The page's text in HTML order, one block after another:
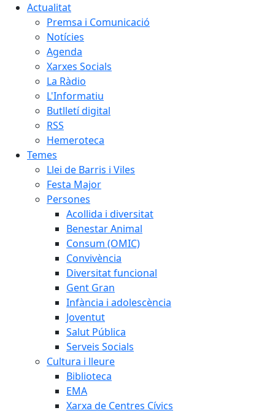
Actualitat
Premsa i Comunicació
Notícies
Agenda
Xarxes Socials
La Ràdio
L'Informatiu
Butlletí digital
RSS
Hemeroteca
Temes
Llei de Barris i Viles
Festa Major
Persones
Acollida i diversitat
Benestar Animal
Consum (OMIC)
Convivència
Diversitat funcional
Gent Gran
Infància i adolescència
Joventut
Salut Pública
Serveis Socials
Cultura i lleure
Biblioteca
EMA
Xarxa de Centres Cívics